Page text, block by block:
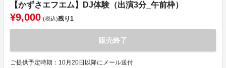
【かずさエフエム】DJ体験（出演3分_午前枠）
¥9,000 (税込)残り1
販売終了
ご提供予定時期：10月20日以降にメール送付